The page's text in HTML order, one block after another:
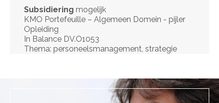
Subsidiering mogelijk
KMO Portefeuille – Algemeen Domein - pijler
Opleiding
In Balance DV.O1053
Thema: personeelsmanagement, strategie